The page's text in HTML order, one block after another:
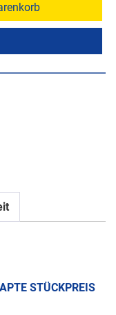
STÜCKPREIS